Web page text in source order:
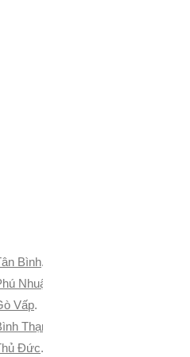
Bình.
Nhuận
Vấp.
Thạnh
Đức.